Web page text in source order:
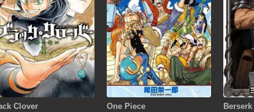
Clover One Piece Berserk